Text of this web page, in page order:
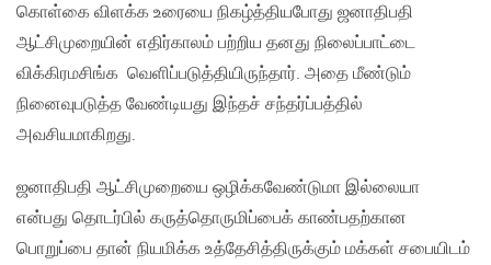
கொள்கை விளக்க உரையை நிகழ்த்தியபோது ஜனாதிபதி
ஆட்சிமுறையின் எதிர்காலம் பற்றிய தனது நிலைப்பாட்டை
விக்கிரமசிங்க வெளிப்படுத்தியிருந்தார். அதை மீண்டும்
நினைவுபடுத்த வேண்டியது இந்தச் சந்தர்ப்பத்தில்
அவசியமாகிறது.
ஜனாதிபதி ஆட்சிமுறையை ஒழிக்கவேண்டுமா இல்லையா
என்பது தொடர்பில் கருத்தொருமிப்பைக் காண்பதற்கான
பொறுப்பை தான் நியமிக்க உத்தேசித்திருக்கும் மக்கள் சபையிடம்